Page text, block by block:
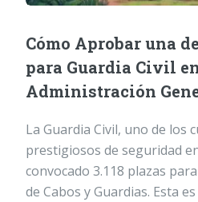
Cómo Aprobar una
para Guardia Civil
Administración
La Guardia Civil, uno de los
prestigiosos de seguridad
convocado 3.118 plazas
de Cabos y Guardias. Esta